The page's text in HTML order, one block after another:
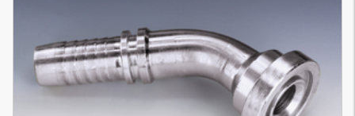
3D modell